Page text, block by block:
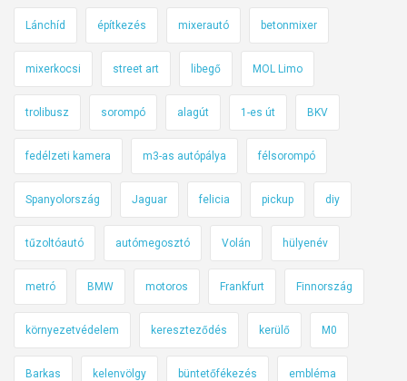
é
m
v
ö
n
Lánchíd építkezés mixerautó betonmixer
mixerkocsi street art libegő MOL Limo
trolibusz sorompó alagút 1-es út BKV
fedélzeti kamera m3-as autópálya félsorompó
Spanyolország Jaguar felicia pickup diy
tűzoltóautó autómegosztó Volán hülyenév
metró BMW motoros Frankfurt Finnország
környezetvédelem kereszteződés kerülő M0
Barkas kelenvölgy büntetőfékezés embléma